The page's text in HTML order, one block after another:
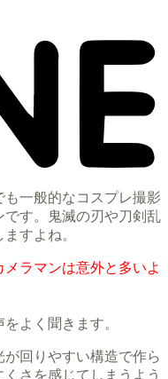
一般的なコスプレ撮影
す。鬼滅の刃や刀剣乱
すよね。
ラマンは意外と多いよ
よく聞きます。
回りやすい構造で作ら
さを感じてしまうよう